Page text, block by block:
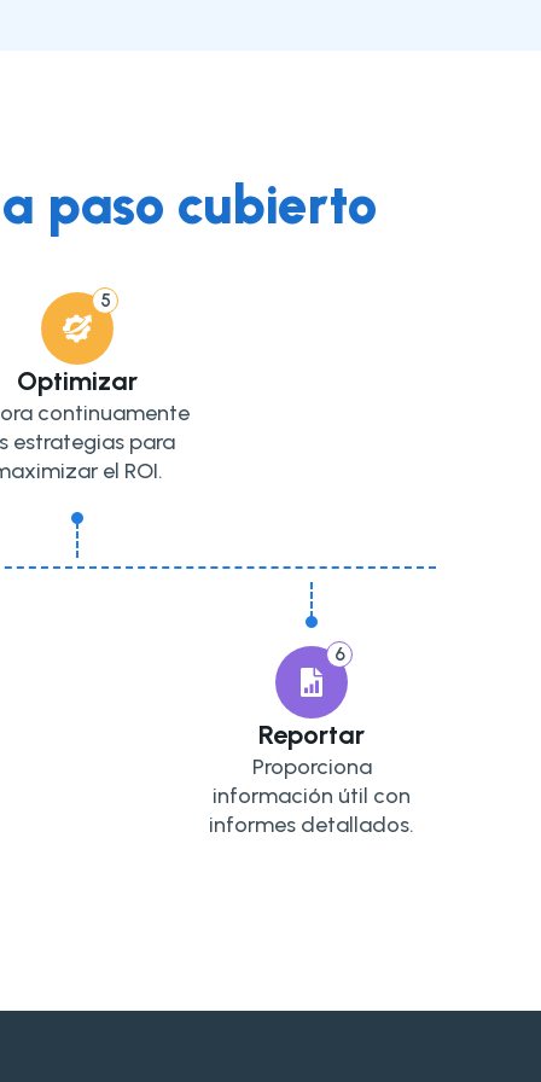
paso cubierto
5
Optimizar
continuamente
estrategias para
el ROI.
6
Reportar
Proporciona
información útil con
informes detallados.